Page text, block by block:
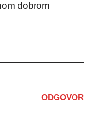
dobrom
ODGOVOR